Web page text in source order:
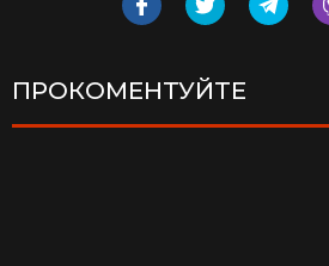
ПРОКОМЕНТУЙТЕ